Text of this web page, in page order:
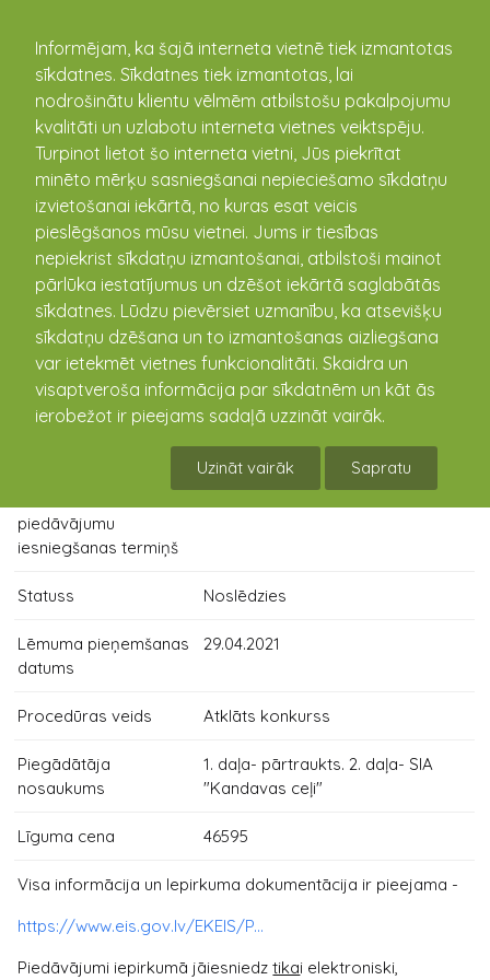
Informējam, ka šajā interneta vietnē tiek izmantotas
sīkdatnes. Sīkdatnes tiek izmantotas, lai
nodrošinātu klientu vēlmēm atbilstošu pakalpojumu
kvalitāti un uzlabotu interneta vietnes veiktspēju.
Turpinot lietot šo interneta vietni, Jūs piekrītat
minēto mērķu sasniegšanai nepieciešamo sīkdatņu
izvietošanai iekārtā, no kuras esat veicis
pieslēgšanos mūsu vietnei. Jums ir tiesības
nepiekrist sīkdatņu izmantošanai, atbilstoši mainot
pārlūka iestatījumus un dzēšot iekārtā saglabātās
sīkdatnes. Lūdzu pievērsiet uzmanību, ka atsevišķu
sīkdatņu dzēšana un to izmantošanas aizliegšana
var ietekmēt vietnes funkcionalitāti. Skaidra un
visaptveroša informācija par sīkdatnēm un kāt ās
ierobežot ir pieejams sadaļā uzzināt vairāk.
Uzināt vairāk Sapratu
kandava.lv
Ielu segumu atjaunošanas un
gājēju celiņa izbūves būvdarbi,
Kandavā.
Līguma priekšmets
Ielu segumu atjaunošanas un
gājēju celiņa izbūves būvdarbi,
Kandavā.
Iepirkuma
identifikācijas numurs
KND 2021/10_ak
Izsludināšanas datums 31.03.2021
Pasūtītājs
Kandavas pilsētas, Cēres un
Kandavas pagastu pārvalde
piedāvājumu
iesniegšanas termiņš
Statuss Noslēdzies
Lēmuma pieņemšanas
datums
29.04.2021
Procedūras veids Atklāts konkurss
Piegādātāja
nosaukums
1. daļa- pārtraukts. 2. daļa- SIA
"Kandavas ceļi"
Līguma cena 46595
Visa informācija un Iepirkuma dokumentācija ir pieejama -
https://www.eis.gov.lv/EKEIS/P...
Piedāvājumi iepirkumā jāiesniedztikai elektroniski,